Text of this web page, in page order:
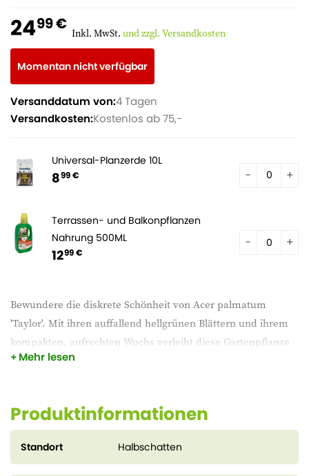
Bewundere die diskrete Schönheit von Acer palmatum
'Taylor'. Mit ihren auffallend hellgrünen Blättern und ihrem
kompakten, aufrechten Wuchs verleiht diese Gartenpflanze
deinem Garten einen Hauch von Eleganz und zeitloser
Mehr lesen
2499 € Inkl. MwSt. und zzgl. Versandkosten
Momentan nicht verfügbar
Versanddatum von:4 Tagen
Versandkosten:Kostenlos ab 75,-
Universal-Planzerde 10L
899 €
Terrassen- und Balkonpflanzen
Nahrung 500ML
1299 €
Produktinformationen
Standort Halbschatten